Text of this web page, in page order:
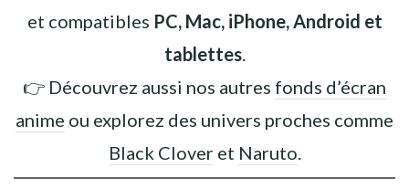
et compatibles PC, Mac, iPhone, Android et
tablettes.
👉 Découvrez aussi nos autres fonds d’écran
anime ou explorez des univers proches comme
Black Cloveret Naruto.
FAIRY TAIL
INITIAL D